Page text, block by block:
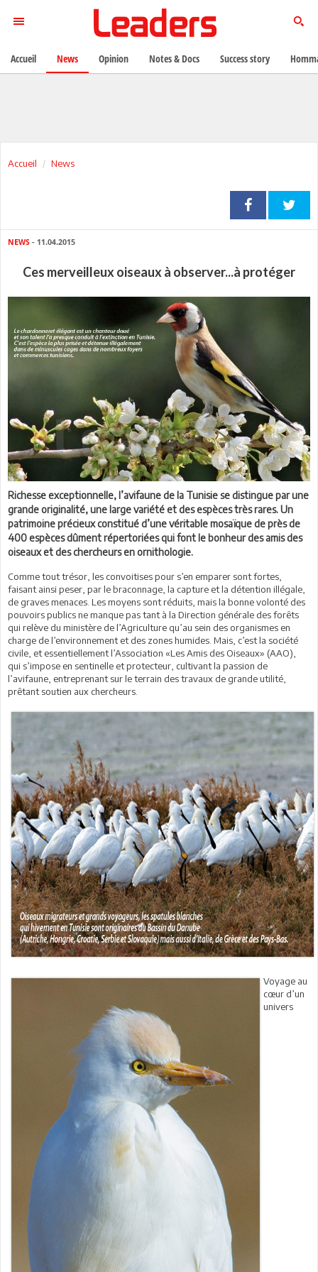
Accueil News
NEWS - 11.04.2015
Ces merveilleux oiseaux à observer...à protéger
Richesse exceptionnelle, l’avifaune de la Tunisie se distingue par une
grande originalité, une large variété et des espèces très rares. Un
patrimoine précieux constitué d’une véritable mosaïque de près de
400 espèces dûment répertoriées qui font le bonheur des amis des
oiseaux et des chercheurs en ornithologie.
Comme tout trésor, les convoitises pour s’en emparer sont fortes,
faisant ainsi peser, par le braconnage, la capture et la détention illégale,
de graves menaces. Les moyens sont réduits, mais la bonne volonté des
pouvoirs publics ne manque pas tant à la Direction générale des forêts
qui relève du ministère de l’Agriculture qu’au sein des organismes en
charge de l’environnement et des zones humides. Mais, c’est la société
civile, et essentiellement l’Association «Les Amis des Oiseaux» (AAO),
qui s’impose en sentinelle et protecteur, cultivant la passion de
l’avifaune, entreprenant sur le terrain des travaux de grande utilité,
prêtant soutien aux chercheurs.
Voyage au
cœur d’un
univers
Accueil News Opinion Notes & Docs Success story